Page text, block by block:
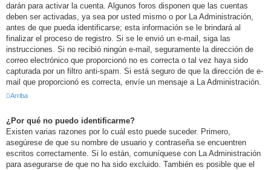
darán para activar la cuenta. Algunos foros disponen que las cuentas
deben ser activadas, ya sea por usted mismo o por La Administración,
antes de que pueda identificarse; esta información se le brindará al
finalizar el proceso de registro. Si se le envió un e-mail, siga las
instrucciones. Si no recibió ningún e-mail, seguramente la dirección de
correo electrónico que proporcionó no es correcta o tal vez haya sido
capturada por un filtro anti-spam. Si está seguro de que la dirección de e-
mail que proporcionó es correcta, envíe un mensaje a La Administración.
Arriba
¿Por qué no puedo identificarme?
Existen varias razones por lo cuál esto puede suceder. Primero,
asegúrese de que su nombre de usuario y contraseña se encuentren
escritos correctamente. Si lo están, comuníquese con La Administración
para asegurarse de que no ha sido excluido. También es posible que el